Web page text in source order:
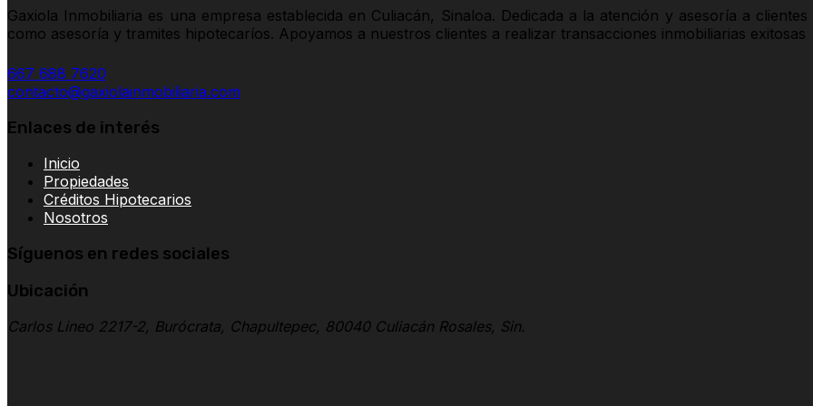
Gaxiola Inmobiliaria es una empresa establecida en Culiacán, Sinaloa. Dedicada a la atención y asesoría a
como asesoría y tramites hipotecaríos. Apoyamos a nuestros clientes a realizar transacciones inmobiliarias exitosas
667 688 7620
contacto@gaxiolainmobiliaria.com
Enlaces de interés
Inicio
Propiedades
Créditos Hipotecarios
Nosotros
Síguenos en redes sociales
Ubicación
Carlos Lineo 2217-2, Burócrata, Chapultepec, 80040 Culiacán Rosales, Sin.